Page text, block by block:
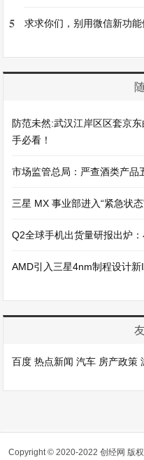
5 求求你们，别用微信新功能
防范未然:武汉江岸区区套京
手必看！
市场监管总局：严查酒类产品
三星 MX 事业部进入“紧急状
Q2全球手机出货量研报出炉
AMD引入三星4nm制程设计
百度 热点新闻 汽车 房产政策
Copyright © 2020-2022 创经网 版